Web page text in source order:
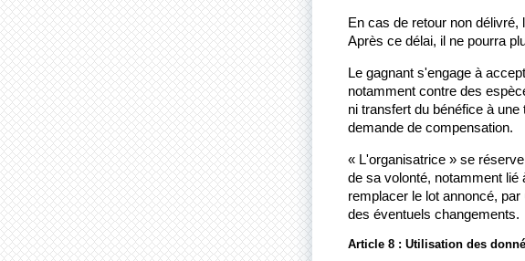
En cas de retour non délivré,
Après ce délai, il ne pourra
Le gagnant s'engage à
notamment contre des
ni transfert du bénéfice à
demande de compensation.
« L'organisatrice » se
de sa volonté, notamment
remplacer le lot annoncé,
des éventuels changements.
Article 8 : Utilisation des